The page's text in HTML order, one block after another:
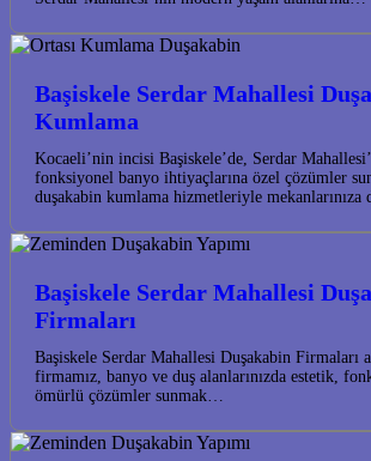
Başiskele Serdar Mahallesi
Kumlama
Kocaeli’nin incisi Başiskele’de, Serdar
fonksiyonel banyo ihtiyaçlarına özel çözümler
duşakabin kumlama hizmetleriyle mekanlarınıza
Başiskele Serdar Mahallesi
Firmaları
Başiskele Serdar Mahallesi Duşakabin Firmaları
firmamız, banyo ve duş alanlarınızda estetik,
ömürlü çözümler sunmak…